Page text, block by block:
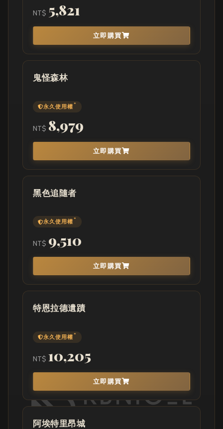
NT$ 5,821
立即購買
鬼怪森林
永久使用權*
NT$ 8,979
立即購買
黑色追隨者
永久使用權*
NT$ 9,510
立即購買
特恩拉德遺蹟
永久使用權*
NT$ 10,205
立即購買
阿埃特里昂城